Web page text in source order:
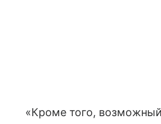
«Кроме того,